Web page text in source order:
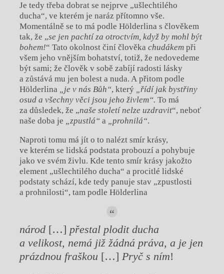
Je tedy třeba dobrat se nejprve „ušlechtilého
ducha“, ve kterém je naráz přítomno vše.
Momentálně se to má podle Hölderlina s člověkem
tak, že „se jen pachtí za otroctvím, když by mohl být
bohem!“ Tato okolnost činí člověka chudákempři
všem jeho vnějším bohatství, totiž, že nedovedeme
být sami; že člověk v sobě zabíjí radosti lásky
a zůstává mu jen bolest a nuda. A přitom podle
Hölderlina „je v nás Bůh“, který „řídí jak bystřiny
osud a všechny věci jsou jeho živlem“. To má
za důsledek, že „naše století nelze uzdravit“, neboť
naše doba je „zpustlá“a „prohnilá“.
Naproti tomu má jít o to nalézt smír krásy,
ve kterém se lidská podstata probouzí a pohybuje
jako ve svém živlu. Kde tento smír krásy jakožto
element „ušlechtilého ducha“ a procitlé lidské
podstaty schází, kde tedy panuje stav „zpustlosti
a prohnilosti“, tam podle Hölderlina
národ[…] přestal plodit ducha
a velikost, nemá již žádná práva, a je jen
prázdnou fraškou […] Pryč s ním!